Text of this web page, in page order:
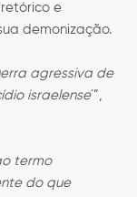
e
demonização.
agressiva de
israelense´”,
termo
do que